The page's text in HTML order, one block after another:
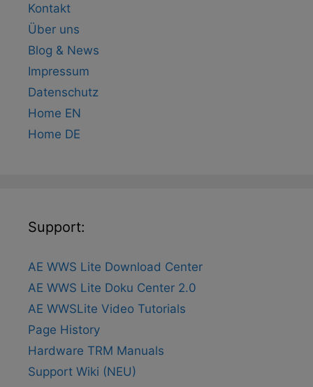
Kontakt
Über uns
Blog & News
Impressum
Datenschutz
Home EN
Home DE
Support:
AE WWS Lite Download Center
AE WWS Lite Doku Center 2.0
AE WWSLite Video Tutorials
Page History
Hardware TRM Manuals
Support Wiki (NEU)